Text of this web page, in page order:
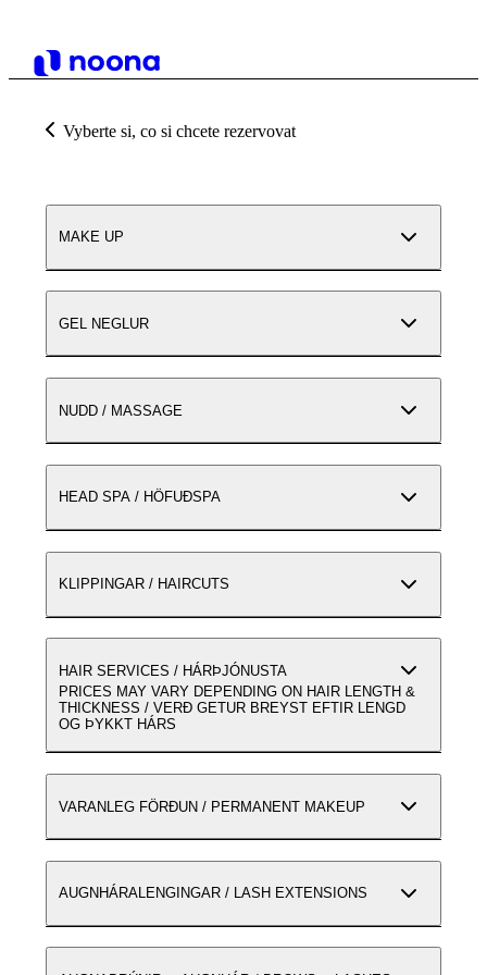
Vyberte si, co si chcete rezervovat
MAKE UP
GEL NEGLUR
NUDD / MASSAGE
HEAD SPA / HÖFUÐSPA
KLIPPINGAR / HAIRCUTS
HAIR SERVICES / HÁRÞJÓNUSTA
PRICES MAY VARY DEPENDING ON HAIR LENGTH &
THICKNESS / VERÐ GETUR BREYST EFTIR LENGD
OG ÞYKKT HÁRS
VARANLEG FÖRÐUN / PERMANENT MAKEUP
AUGNHÁRALENGINGAR / LASH EXTENSIONS